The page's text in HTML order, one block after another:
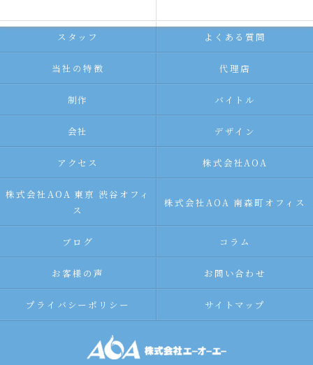
スタッフ よくある質問
当社の特徴 代理店
制作 バイトル
会社 デザイン
アクセス 株式会社AOA
株式会社AOA 東京 渋谷オフィ
ス
株式会社AOA 南森町オフィス
ブログ コラム
お客様の声 お問い合わせ
プライバシーポリシー サイトマップ